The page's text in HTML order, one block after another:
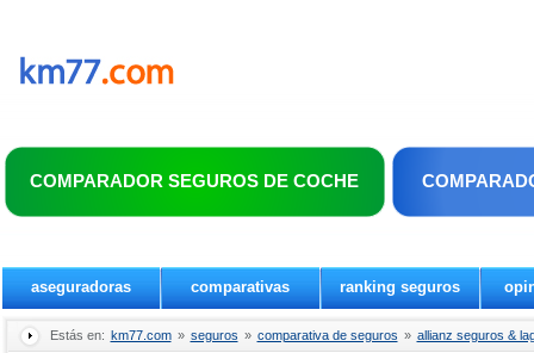
COMPARADOR SEGUROS DE COCHE
aseguradoras comparativas ranking seguros
Estás en: km77.com » seguros » comparativa de seguros » allianz seguros &